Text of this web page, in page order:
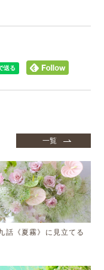
一覧
話《夏霧》に見立てる